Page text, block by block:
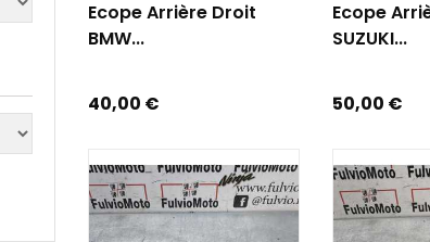
Ecope Arrière Droit
BMW...
Prix
40,00 €
Ecope
SUZUKI...
Prix
50,00 €